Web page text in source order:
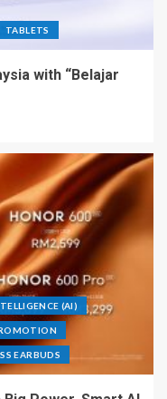
TABLETS
with “Belajar
(AI)
EARBUDS